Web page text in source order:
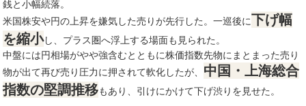
銭と小幅続落。
米国株安や円の上昇を嫌気した売りが先行した。一巡後に下げ幅
を縮小し、プラス圏へ浮上する場面も見られた。
中盤には円相場がやや強含むとともに株価指数先物にまとまった売り
物が出て再び売り圧力に押されて軟化したが、 中国・上海総合
指数の堅調推移もあり、引けにかけて下げ渋りを見せた。